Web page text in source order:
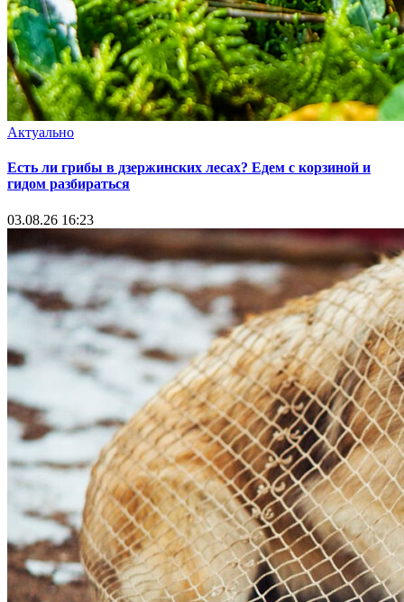
Актуально
Есть ли грибы в дзержинских лесах? Едем с корзиной и
гидом разбираться
03.08.26 16:23